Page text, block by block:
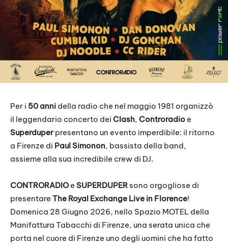
Per i 50 anni della radio che nel maggio 1981 organizzò
il leggendario concerto dei Clash, Controradio e
Superduper presentano un evento imperdibile: il ritorno
a Firenze di Paul Simonon, bassista della band,
assieme alla sua incredibile crew di DJ.
CONTRORADIOe SUPERDUPER sono orgogliose di
presentare The Royal Exchange Live in Florence!
Domenica 28 Giugno 2026, nello Spazio MOTEL della
Manifattura Tabacchi di Firenze, una serata unica che
porta nel cuore di Firenze uno degli uomini che ha fatto